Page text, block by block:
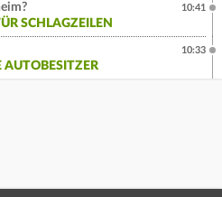
SCHLAGZEILEN
10:41
AUTOBESITZER
10:33